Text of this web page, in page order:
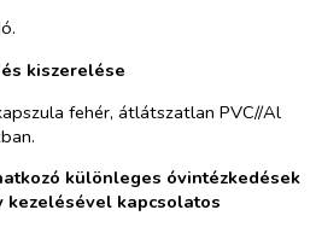
kiszerelése
fehér, átlátszatlan PVC//Al
különleges óvintézkedések
kezelésével kapcsolatos